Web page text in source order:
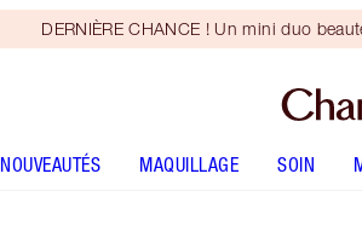
DERNIÈRE CHANCE ! Un mini duo
NOUVEAUTÉS MAQUILLAGE SOIN